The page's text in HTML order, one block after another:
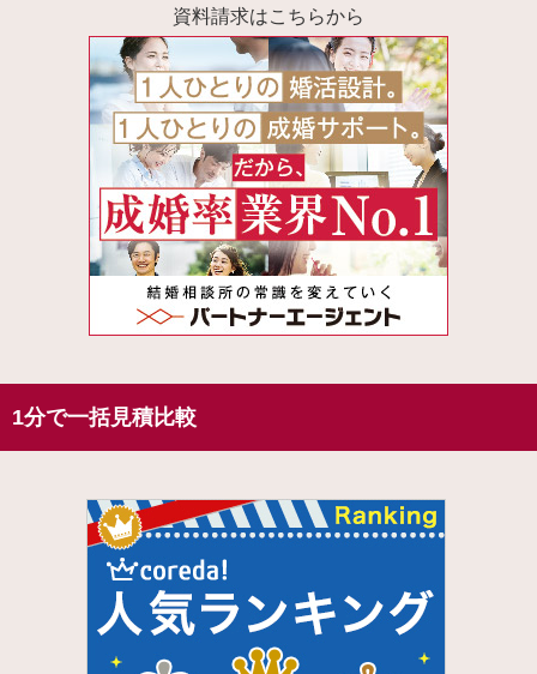
資料請求はこちらから
1分で一括見積比較